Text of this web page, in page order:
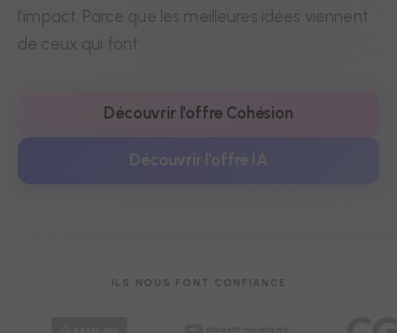
l'impact. Parce que les meilleures idées viennent
de ceux qui font.
Découvrir l'offre Cohésion
ILS NOUS FONT CONFIANCE